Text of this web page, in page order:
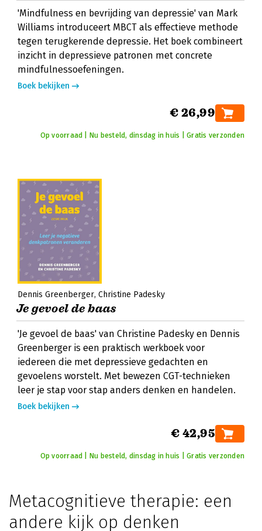
'Mindfulness en bevrijding van depressie' van Mark
Williams introduceert MBCT als effectieve methode
tegen terugkerende depressie. Het boek combineert
inzicht in depressieve patronen met concrete
mindfulnessoefeningen.
Boek bekijken
€ 26,99
Op voorraad | Nu besteld, dinsdag in huis | Gratis verzonden
Dennis Greenberger Christine Padesky
Je gevoel de baas
'Je gevoel de baas' van Christine Padesky en Dennis
Greenberger is een praktisch werkboek voor
iedereen die met depressieve gedachten en
gevoelens worstelt. Met bewezen CGT-technieken
leer je stap voor stap anders denken en handelen.
Boek bekijken
€ 42,95
Op voorraad | Nu besteld, dinsdag in huis | Gratis verzonden
Metacognitieve therapie: een
andere kijk op denken